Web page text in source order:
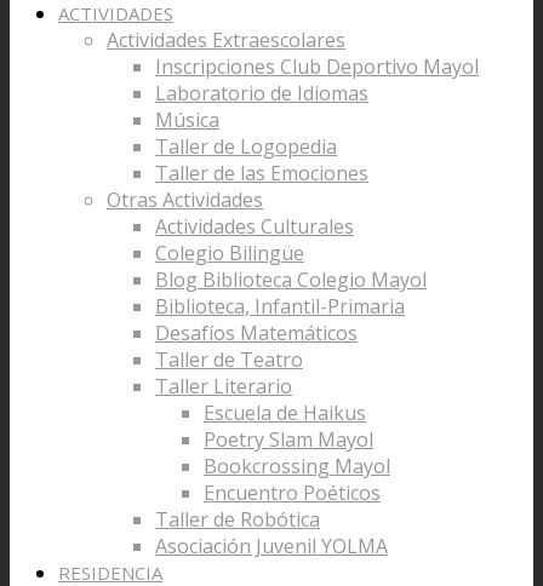
ACTIVIDADES
Actividades Extraescolares
Inscripciones Club Deportivo Mayol
Laboratorio de Idiomas
Música
Taller de Logopedia
Taller de las Emociones
Otras Actividades
Actividades Culturales
Colegio Bilingüe
Blog Biblioteca Colegio Mayol
Biblioteca, Infantil-Primaria
Desafíos Matemáticos
Taller de Teatro
Taller Literario
Escuela de Haikus
Poetry Slam Mayol
Bookcrossing Mayol
Encuentro Poéticos
Taller de Robótica
Asociación Juvenil YOLMA
RESIDENCIA